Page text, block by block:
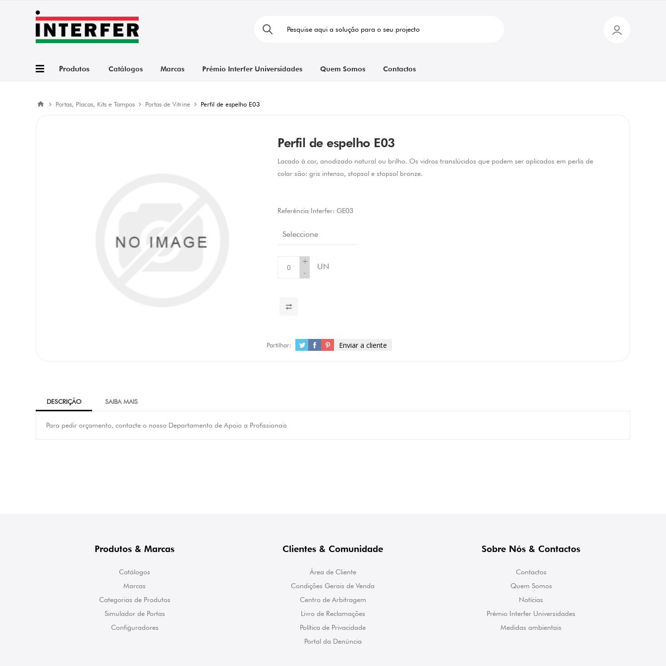
Produtos Catálogos Marcas Prémio Interfer Universidades Quem Somos Contactos
Portas, Placas, Kits e Tampos Portas de Vitrine Perfil de espelho E03
Perfil de espelho E03
Lacado à cor, anodizado natural ou brilho. Os vidros translúcidos que podem ser aplicados em perlis de
colar são: gris intenso, stopsol e stopsol bronze.
Referência Interfer: GE03
Seleccione
+
-
UN
Partilhar: Enviar a cliente
DESCRIÇÃO SAIBA MAIS
Para pedir orçamento, contacte o nosso Departamento de Apoio a Profissionais
Produtos & Marcas
Catálogos
Marcas
Categorias de Produtos
Simulador de Portas
Configuradores
Clientes & Comunidade
Área de Cliente
Condições Gerais de Venda
Centro de Arbitragem
Livro de Reclamações
Política de Privacidade
Portal da Denúncia
Sobre Nós & Contactos
Contactos
Quem Somos
Notícias
Prémio Interfer Universidades
Medidas ambientais